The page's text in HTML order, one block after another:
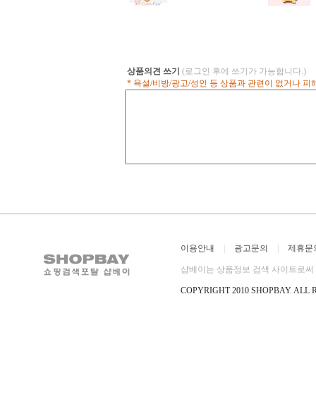
상품의견 쓰기 (로그인 후에 쓰기가 가능합니다.)
* 욕설/비방/광고/성인 등 상품과 관련이 없거나
이용안내 광고문의 제휴문
샵베이는 상품정보 검색 사이트로
COPYRIGHT 2010 SHOPBAY. ALL